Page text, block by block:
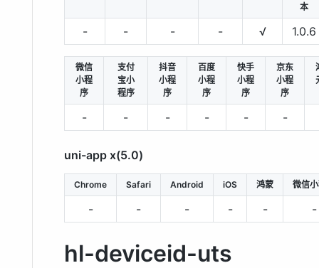
本
- - - - √ 1.0.6
微信
小程
序
支付
宝小
程序
抖音
小程
序
百度
小程
序
快手
小程
序
京东
小程
序
- - - - - -
uni-app x(5.0)
Chrome Safari Android iOS 鸿蒙 微信
- - - - - -
hl-deviceid-uts